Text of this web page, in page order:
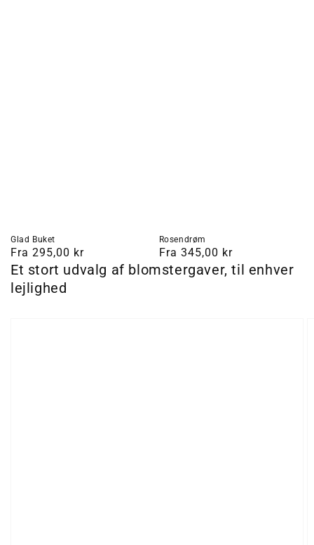
Glad Buket
Normalpris
Fra 295,00 kr
Rosendrøm
Normalpris
Fra 345,00 kr
Et stort udvalg af blomstergaver, til enhver
lejlighed